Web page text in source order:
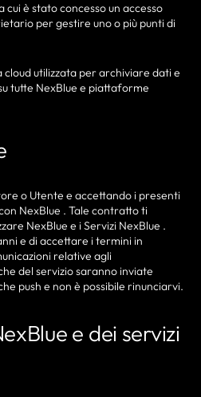
cui è stato concesso un accesso
per gestire uno o più punti di
utilizzata per archiviare dati e
tutte NexBlue e piattaforme
o Utente e accettando i presenti
NexBlue . Tale contratto ti
NexBlue e i Servizi NexBlue .
e di accettare i termini in
relative agli
del servizio saranno inviate
push e non è possibile rinunciarvi.
e dei servizi